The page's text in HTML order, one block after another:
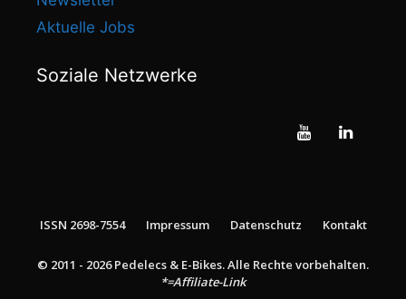
Aktuelle Jobs
Soziale Netzwerke
ISSN 2698-7554 Impressum Datenschutz Kontakt
© 2011 - 2026 Pedelecs & E-Bikes. Alle Rechte vorbehalten.
*=Affiliate-Link
3,799.00 € zum Shop*